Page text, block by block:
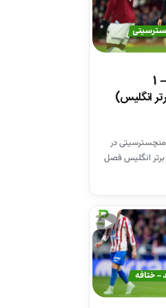
خلاصه بازی وستهم 1 – 1
انگلیس)
در
انگلیس فصل
▶